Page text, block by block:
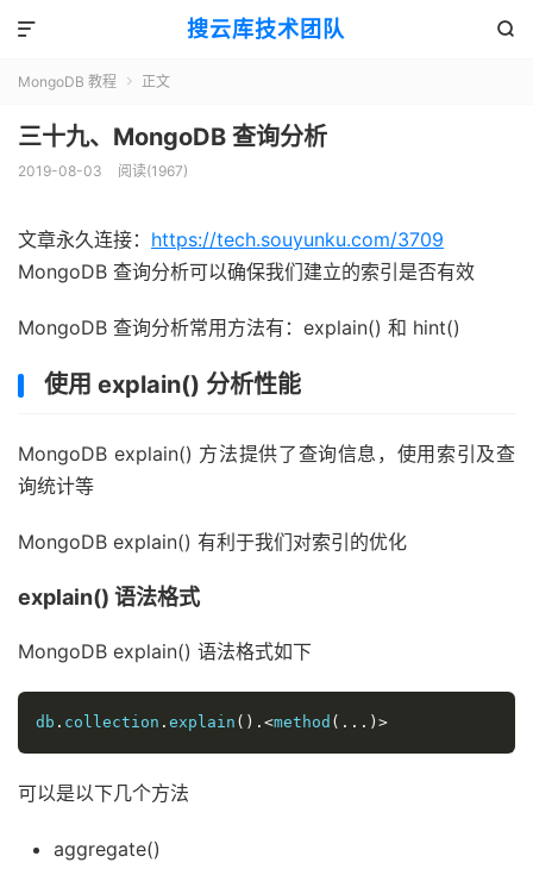
搜云库技术团队 

MongoDB 教程  正文
三十九、MongoDB 查询分析
2019-08-03 阅读(1967)
文章永久连接： https://tech.souyunku.com/3709
MongoDB 查询分析可以确保我们建立的索引是否有效
MongoDB 查询分析常用方法有：explain() 和 hint()
使用 explain() 分析性能
MongoDB explain() 方法提供了查询信息，使用索引及查
询统计等
MongoDB explain() 有利于我们对索引的优化
explain() 语法格式
MongoDB explain() 语法格式如下
db . collection . explain ().<method (...)>
可以是以下几个方法
aggregate()